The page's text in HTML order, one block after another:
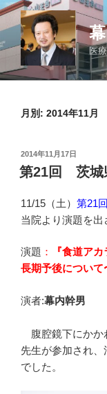
コ
テ
ツ
医
月別: 2014年11月
投
稿
日:
2014年11月17日
第21回 茨城
11/15（土） 第21
当院より演題を出
演題 ：
『食道ア
長期予後について
演者:幕内幹男
腹腔鏡下にかか
先生が参加され
でした。